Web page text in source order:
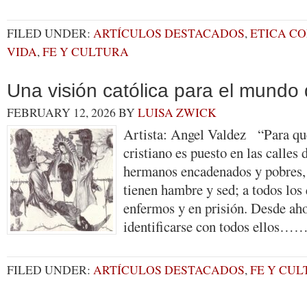
FILED UNDER: ARTÍCULOS DESTACADOS,ETICA
VIDA,FE Y CULTURA
Una visión católica para el mundo
FEBRUARY 12, 2026BYLUISA ZWICK
Artista: Angel Valdez “Para
cristiano es puesto en las calles
hermanos encadenados y
tienen hambre y sed; a todos los
enfermos y en prisión. Desde
identificarse con todos
FILED UNDER: ARTÍCULOS DESTACADOS,FE Y